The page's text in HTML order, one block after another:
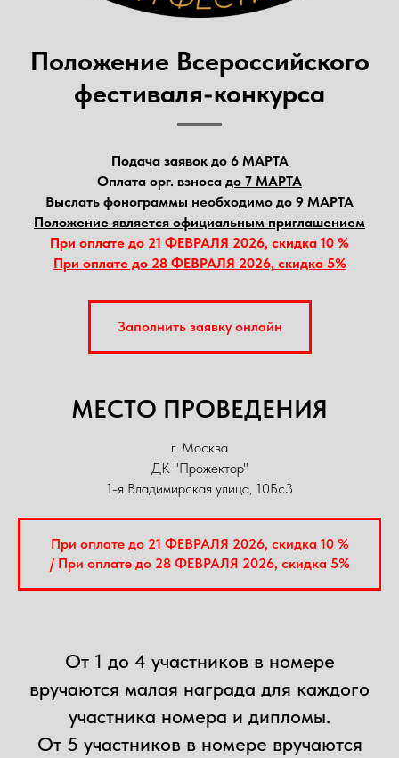
Положение Всероссийского
фестиваля-конкурса
Подача заявок до 6 МАРТА
Оплата орг. взноса до 7 МАРТА
Выслать фонограммы необходимо до 9 МАРТА
Положение является официальным приглашением
При оплате до 21 ФЕВРАЛЯ 2026, скидка 10 %
При оплате до 28 ФЕВРАЛЯ 2026, скидка 5%
Заполнить заявку онлайн
МЕСТО ПРОВЕДЕНИЯ
г. Москва
ДК "Прожектор"
1-я Владимирская улица, 10Бс3
При оплате до 21 ФЕВРАЛЯ 2026, скидка 10 %
/ При оплате до 28 ФЕВРАЛЯ 2026, скидка 5%
От 1 до 4 участников в номере
вручаются малая награда для каждого
участника номера и дипломы.
От 5 участников в номере вручаются